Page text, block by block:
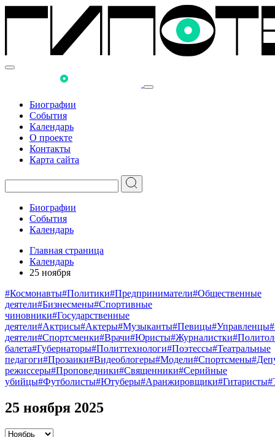
Биографии
События
Календарь
О проекте
Контакты
Карта сайта
Биографии
События
Календарь
Главная страница
Календарь
25 ноября
#Космонавты#Политики#Предприниматели#Общественные
деятели#Бизнесмены#Спортивные
чиновники#Государственные
деятели#Актрисы#Актеры#Музыканты#Певицы#Управленцы
деятели#Спортсменки#Врачи#Юристы#Журналистки
балета#Губернаторы#Политтехнологи#Поэтессы#Театральные
педагоги#Прозаики#Видеоблогеры#Модели#Спортсмены
режиссеры#Проповедники#Священники#Серийные
убийцы#Футболисты#Ютуберы#Аранжировщики#Гитаристы
25 ноября 2025